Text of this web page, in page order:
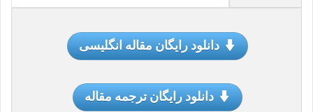
دانلود رایگان مقاله انگلیسی
دانلود رایگان ترجمه مقاله